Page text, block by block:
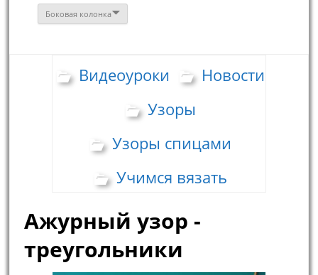
Боковая колонка
Видеоуроки
Новости
Узоры
Узоры спицами
Учимся вязать
Ажурный узор -
треугольники